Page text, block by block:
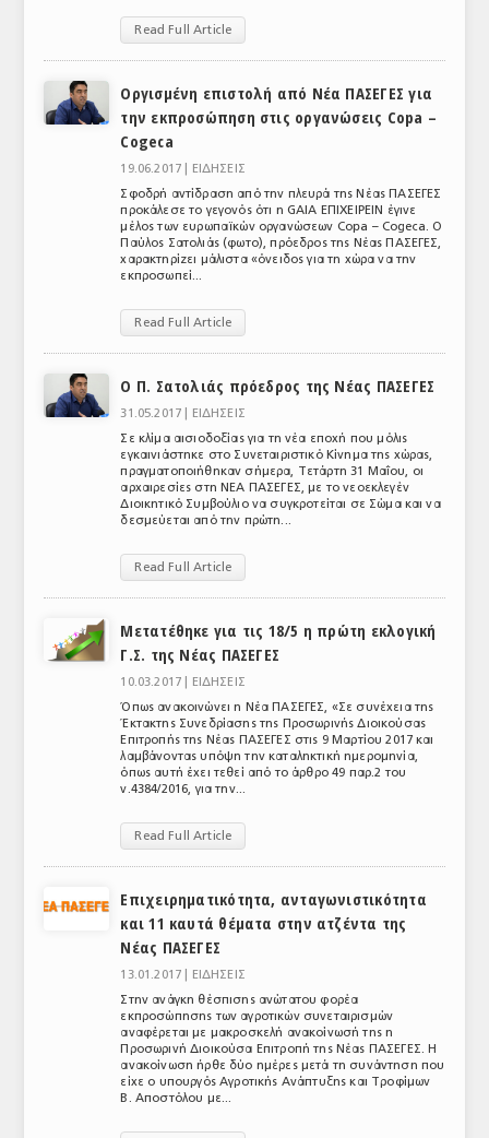
Read Full Article
Οργισμένη επιστολή από Νέα ΠΑΣΕΓΕΣ για
την εκπροσώπηση στις οργανώσεις Copa –
Cogeca
19.06.2017 |
ΕΙΔΗΣΕΙΣ
Σφοδρή αντίδραση από την πλευρά της Νέας ΠΑΣΕΓΕΣ
προκάλεσε το γεγονός ότι η GAIA ΕΠΙΧΕΙΡΕΙΝ έγινε
μέλος των ευρωπαϊκών οργανώσεων Copa – Cogeca. Ο
Παύλος Σατολιάς (φωτο), πρόεδρος της Νέας ΠΑΣΕΓΕΣ,
χαρακτηρίζει μάλιστα «όνειδος για τη χώρα να την
εκπροσωπεί...
Read Full Article
Ο Π. Σατολιάς πρόεδρος της Νέας ΠΑΣΕΓΕΣ
31.05.2017 |
ΕΙΔΗΣΕΙΣ
Σε κλίμα αισιοδοξίας για τη νέα εποχή που μόλις
εγκαινιάστηκε στο Συνεταιριστικό Κίνημα της χώρας,
πραγματοποιήθηκαν σήμερα, Τετάρτη 31 Μαΐου, οι
αρχαιρεσίες στη ΝΕΑ ΠΑΣΕΓΕΣ, με το νεοεκλεγέν
Διοικητικό Συμβούλιο να συγκροτείται σε Σώμα και να
δεσμεύεται από την πρώτη...
Read Full Article
Μετατέθηκε για τις 18/5 η πρώτη εκλογική
Γ.Σ. της Νέας ΠΑΣΕΓΕΣ
10.03.2017 |
ΕΙΔΗΣΕΙΣ
Όπως ανακοινώνει η Νέα ΠΑΣΕΓΕΣ, «Σε συνέχεια της
Έκτακτης Συνεδρίασης της Προσωρινής Διοικούσας
Επιτροπής της Νέας ΠΑΣΕΓΕΣ στις 9 Μαρτίου 2017 και
λαμβάνοντας υπόψη την καταληκτική ημερομηνία,
όπως αυτή έχει τεθεί από το άρθρο 49 παρ.2 του
ν.4384/2016, για την...
Read Full Article
Επιχειρηματικότητα, ανταγωνιστικότητα
και 11 καυτά θέματα στην ατζέντα της
Νέας ΠΑΣΕΓΕΣ
13.01.2017 |
ΕΙΔΗΣΕΙΣ
Στην ανάγκη θέσπισης ανώτατου φορέα
εκπροσώπησης των αγροτικών συνεταιρισμών
αναφέρεται με μακροσκελή ανακοίνωσή της η
Προσωρινή Διοικούσα Επιτροπή της Νέας ΠΑΣΕΓΕΣ. Η
ανακοίνωση ήρθε δύο ημέρες μετά τη συνάντηση που
είχε ο υπουργός Αγροτικής Ανάπτυξης και Τροφίμων
Β. Αποστόλου με...